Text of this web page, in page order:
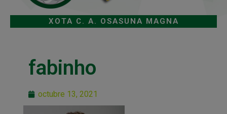
XOTA C. A. OSASUNA MAGNA
fabinho
octubre 13, 2021